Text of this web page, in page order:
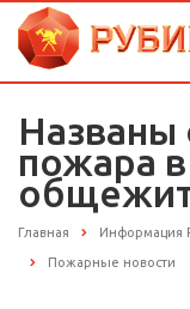
Названы
пожара
Главная Информация
Пожарные новости